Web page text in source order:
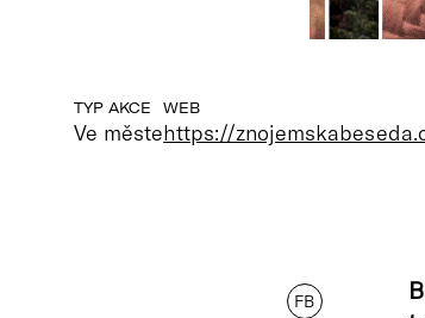
TYP AKCE
Ve měste
WEB
https://
FB